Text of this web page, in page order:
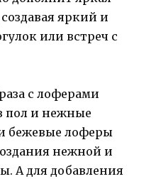
яркий и
или встреч с
с лоферами
пол и нежные
бежевые лоферы
нежной и
А для добавления